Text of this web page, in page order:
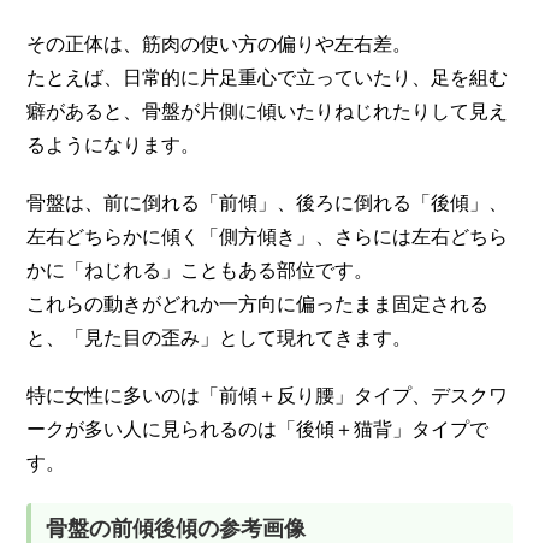
その正体は、筋肉の使い方の偏りや左右差。
たとえば、日常的に片足重心で立っていたり、足を組む
癖があると、骨盤が片側に傾いたりねじれたりして見え
るようになります。
骨盤は、前に倒れる「前傾」、後ろに倒れる「後傾」、
左右どちらかに傾く「側方傾き」、さらには左右どちら
かに「ねじれる」こともある部位です。
これらの動きがどれか一方向に偏ったまま固定される
と、「見た目の歪み」として現れてきます。
特に女性に多いのは「前傾＋反り腰」タイプ、デスクワ
ークが多い人に見られるのは「後傾＋猫背」タイプで
す。
骨盤の前傾後傾の参考画像